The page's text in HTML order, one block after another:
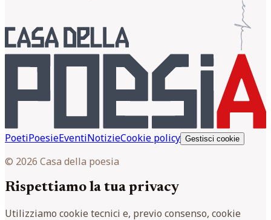
PoetiPoesieEventiNotizieCookie policy Gestisci cookie
© 2026 Casa della poesia
Rispettiamo la tua privacy
Utilizziamo cookie tecnici e, previo consenso, cookie